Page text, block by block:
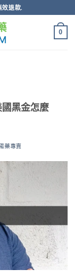
退款.
0
黑金怎麼
藥專賣